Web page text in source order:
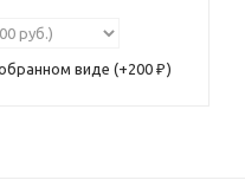
виде (+200 ₽ )